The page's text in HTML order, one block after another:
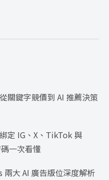
關鍵字競價到 AI 推薦決策
定 IG、X、TikTok 與
一次看懂
兩大 AI 廣告版位深度解析